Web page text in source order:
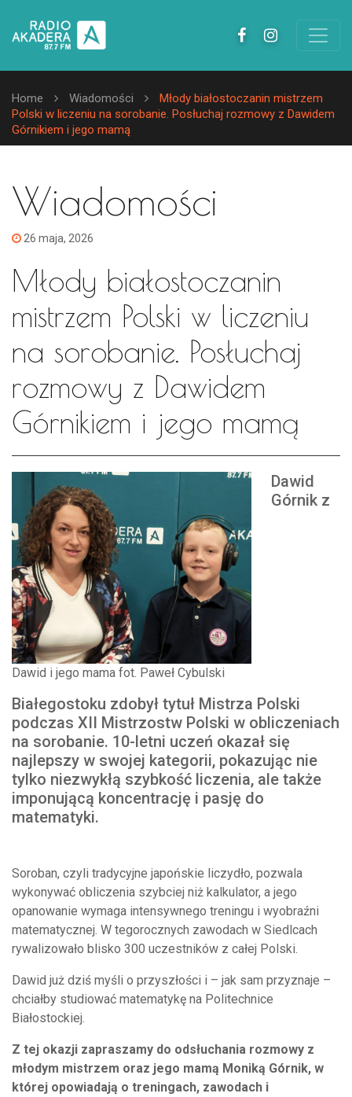
Home Wiadomości
Młody białostoczanin mistrzem
Polski w liczeniu na sorobanie. Posłuchaj rozmowy z Dawidem
Górnikiem i jego mamą
Wiadomości
26 maja, 2026
Młody białostoczanin
mistrzem Polski w liczeniu
na sorobanie. Posłuchaj
rozmowy z Dawidem
Górnikiem i jego mamą
Dawid i jego mama fot. Paweł Cybulski
Dawid
Górnik z
Białegostoku zdobył tytuł Mistrza Polski
podczas XII Mistrzostw Polski w obliczeniach
na sorobanie. 10-letni uczeń okazał się
najlepszy w swojej kategorii, pokazując nie
tylko niezwykłą szybkość liczenia, ale także
imponującą koncentrację i pasję do
matematyki.
Soroban, czyli tradycyjne japońskie liczydło, pozwala
wykonywać obliczenia szybciej niż kalkulator, a jego
opanowanie wymaga intensywnego treningu i wyobraźni
matematycznej. W tegorocznych zawodach w Siedlcach
rywalizowało blisko 300 uczestników z całej Polski.
Dawid już dziś myśli o przyszłości i – jak sam przyznaje –
chciałby studiować matematykę na Politechnice
Białostockiej.
Z tej okazji zapraszamy do odsłuchania rozmowy z
młodym mistrzem oraz jego mamą Moniką Górnik, w
której opowiadają o treningach, zawodach i